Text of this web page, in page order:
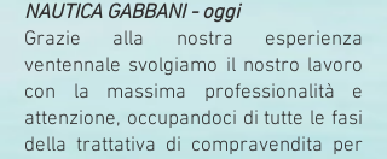
NAUTICA GABBANI - oggi
Grazie alla nostra esperienza
ventennale svolgiamo il nostro lavoro
con la massima professionalità e
attenzione, occupandoci di tutte le fasi
della trattativa di compravendita per